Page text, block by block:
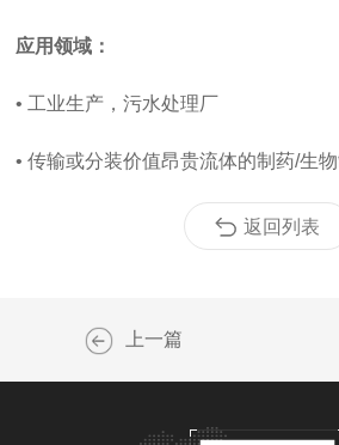
应用领域：
• 工业生产，污水处理厂
• 传输或分装价值昂贵流体的制药/生
返回列表
上一篇